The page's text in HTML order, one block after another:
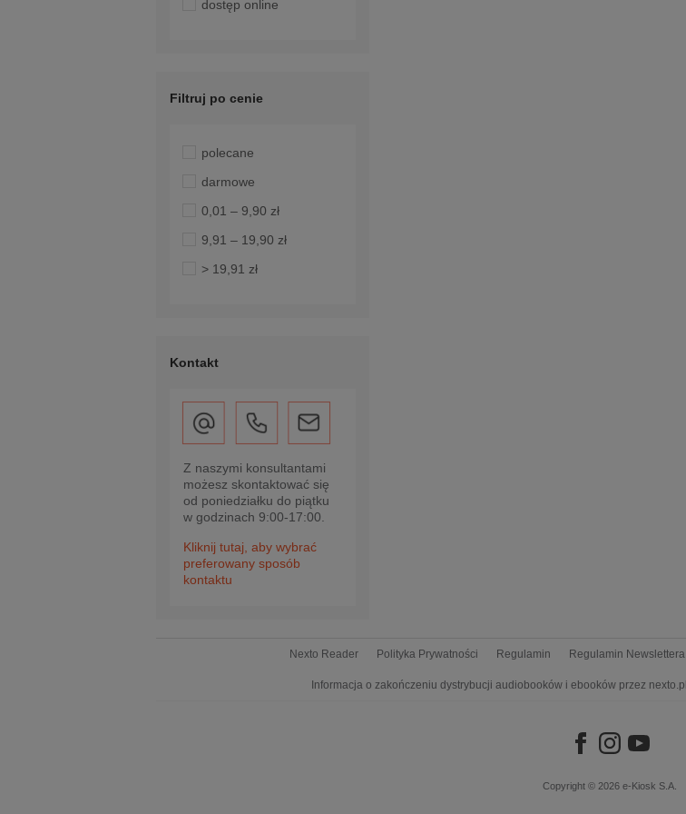
dostęp online
Filtruj po cenie
polecane
darmowe
0,01 – 9,90 zł
9,91 – 19,90 zł
> 19,91 zł
Kontakt
Z naszymi konsultantami
możesz skontaktować się
od poniedziałku do piątku
w godzinach 9:00-17:00.
Kliknij tutaj, aby wybrać
preferowany sposób
kontaktu
Nexto Reader Polityka Prywatności Regulamin Regulamin Newslettera
Informacja o zakończeniu dystrybucji audiobooków i ebooków przez nexto.pl
Copyright © 2026 e-Kiosk S.A.